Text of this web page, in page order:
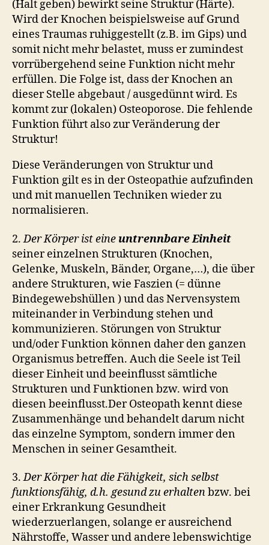
(Halt geben) bewirkt seine Struktur (Härte).
Wird der Knochen beispielsweise auf Grund
eines Traumas ruhiggestellt (z.B. im Gips) und
somit nicht mehr belastet, muss er zumindest
vorrübergehend seine Funktion nicht mehr
erfüllen. Die Folge ist, dass der Knochen an
dieser Stelle abgebaut / ausgedünnt wird. Es
kommt zur (lokalen) Osteoporose. Die fehlende
Funktion führt also zur Veränderung der
Struktur!
Diese Veränderungen von Struktur und
Funktion gilt es in der Osteopathie aufzufinden
und mit manuellen Techniken wieder zu
normalisieren.
2.Der Körper ist eine untrennbare Einheit
seiner einzelnen Strukturen (Knochen,
Gelenke, Muskeln, Bänder, Organe,…), die über
andere Strukturen, wie Faszien (= dünne
Bindegewebshüllen ) und das Nervensystem
miteinander in Verbindung stehen und
kommunizieren. Störungen von Struktur
und/oder Funktion können daher den ganzen
Organismus betreffen. Auch die Seele ist Teil
dieser Einheit und beeinflusst sämtliche
Strukturen und Funktionen bzw. wird von
diesen beeinflusst.Der Osteopath kennt diese
Zusammenhänge und behandelt darum nicht
das einzelne Symptom, sondern immer den
Menschen in seiner Gesamtheit.
3.Der Körper hat die Fähigkeit, sich selbst
funktionsfähig, d.h. gesund zu erhaltenbzw. bei
einer Erkrankung Gesundheit
wiederzuerlangen, solange er ausreichend
Nährstoffe, Wasser und andere lebenswichtige